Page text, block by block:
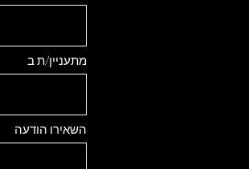
מתעניין/ת ב
השאירו הודעה